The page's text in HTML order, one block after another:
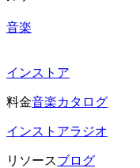
音楽
インストア
料金音楽カタログ
インストアラジオ
リソースブログ